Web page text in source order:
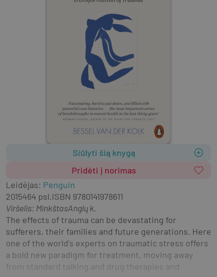
Siūlyti šią knygą
Pridėti į norimas
Leidėjas: Penguin
2015464 psl.ISBN 9780141978611
Viršelis: MinkštasAnglų k.
The effects of trauma can be devastating for
sufferers, their families and future generations. Here
one of the world's experts on traumatic stress offers
a bold new paradigm for treatment, moving away
from standard talking and drug therapies and